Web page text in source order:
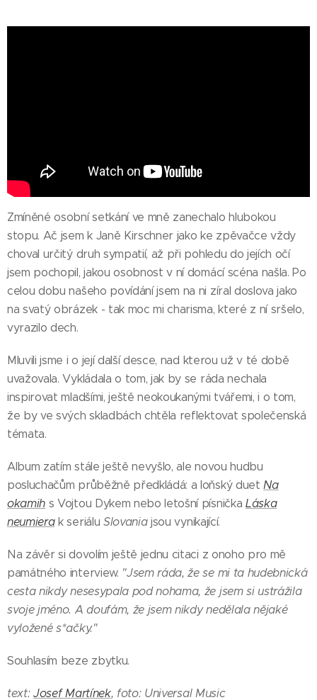
Zmíněné osobní setkání ve mně zanechalo hlubokou
stopu. Ač jsem k Janě Kirschner jako ke zpěvačce vždy
choval určitý druh sympatií, až při pohledu do jejích očí
jsem pochopil, jakou osobnost v ní domácí scéna našla. Po
celou dobu našeho povídání jsem na ni zíral doslova jako
na svatý obrázek - tak moc mi charisma, které z ní sršelo,
vyrazilo dech.
Mluvili jsme i o její další desce, nad kterou už v té době
uvažovala. Vykládala o tom, jak by se ráda nechala
inspirovat mladšími, ještě neokoukanými tvářemi, i o tom,
že by ve svých skladbách chtěla reflektovat společenská
témata.
Album zatím stále ještě nevyšlo, ale novou hudbu
posluchačům průběžně předkládá: a loňský duet Na
okamih s Vojtou Dykem nebo letošní písnička Láska
neumierak seriálu Slovaniajsou vynikající.
Na závěr si dovolím ještě jednu citaci z onoho pro mě
památného interview. "Jsem ráda, že se mi ta hudebnická
cesta nikdy nesesypala pod nohama, že jsem si ustrážila
svoje jméno. A doufám, že jsem nikdy nedělala nějaké
vyložené s*ačky."
Souhlasím beze zbytku.
text:Josef Martínek, foto: Universal Music